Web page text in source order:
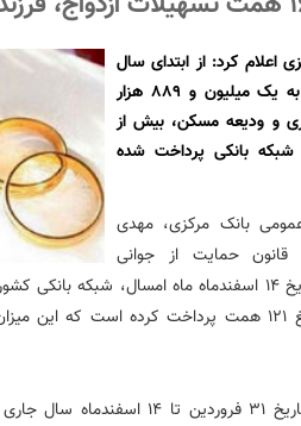
شعب در سال جاری با حضور مدیرعامل و
مادام العمر ارس» بین شرکت بیمه
در اسلامشهر: در اجرای قانون تسهیل
بعد از نوروز
منحصربفرد بانک ملی ایران
اعلام کرد: از ابتدای سال
تا 14 اسفندماه سال جاری به یک میلیون و 889 هزار
و ودیعه مسکن، بیش از
شبکه بانکی پرداخت شده
بانک مرکزی، مهدی
قانون حمایت از جوانی
صحابی همچنین افزود: از تاریخ 31